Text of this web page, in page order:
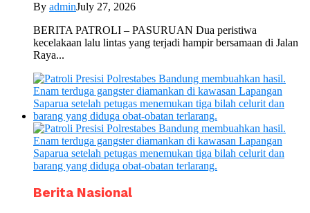
By adminJuly 27, 2026
BERITA PATROLI – PASURUAN Dua peristiwa
kecelakaan lalu lintas yang terjadi hampir bersamaan di Jalan
Raya...
Berita Nasional